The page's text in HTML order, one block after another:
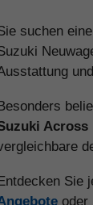
suchen
Sie
oder